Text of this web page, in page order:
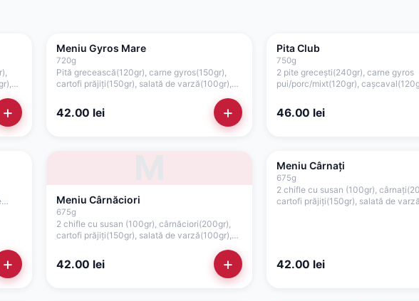
+
Meniu Gyros Mare
720g
Pită grecească(120gr), carne gyros(150gr),
cartofi prăjiți(150gr), salată de varză(100gr),
maioneza de casă cu usturoi(75gr)
42.00 lei +
Pita Club
750g
2 pite grecești(240gr), carne gyros
pui/porc/mixt(120gr),
usturoi(75gr + separat 75gr)
46.00 lei
+
Meniu Cârnăciori
675g
2 chifle cu susan (100gr), cârnăciori(200gr),
cartofi prăjiți(150gr), salată de varză(100gr),
42.00 lei +
Meniu Cârnați
675g
2 chifle cu susan (100gr),
cartofi prăjiți(150gr), salată de
42.00 lei